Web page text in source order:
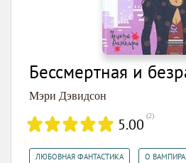
Бессмертная и
Мэри Дэвидсон
5.00 (2)
ЛЮБОВНАЯ ФАНТАСТИКА О